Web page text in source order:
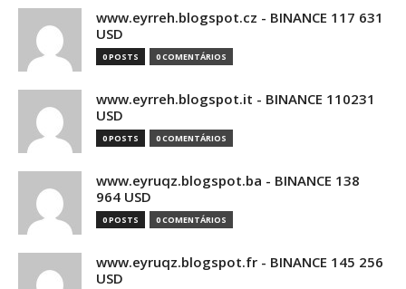
www.eyrreh.blogspot.cz - BINANCE 117 631
USD
0 POSTS 0 COMENTÁRIOS
www.eyrreh.blogspot.it - BINANCE 110231
USD
0 POSTS 0 COMENTÁRIOS
www.eyruqz.blogspot.ba - BINANCE 138
964 USD
0 POSTS 0 COMENTÁRIOS
www.eyruqz.blogspot.fr - BINANCE 145 256
USD